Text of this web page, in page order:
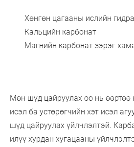
Хөнгөн цагааны ислийн
Кальцийн карбонат
Магнийн карбонат зэрэг
Мөн шүд цайруулах оо нь өөртөө
исэл ба устөрөгчийн хэт исэл
шүд цайруулах үйлчлэлтэй.
илүү хурдан хугацааны